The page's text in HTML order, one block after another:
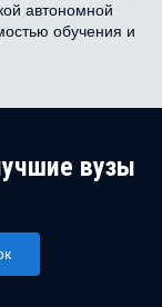
автономной
обучения и
вузы